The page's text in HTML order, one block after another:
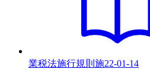
業税法施行規則 施22-01-14